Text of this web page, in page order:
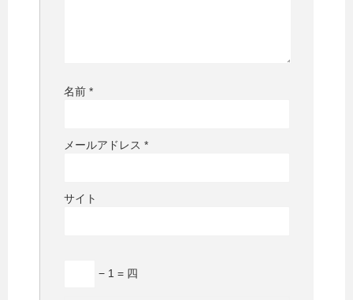
名前 *
メールアドレス *
サイト
− 1 = 四